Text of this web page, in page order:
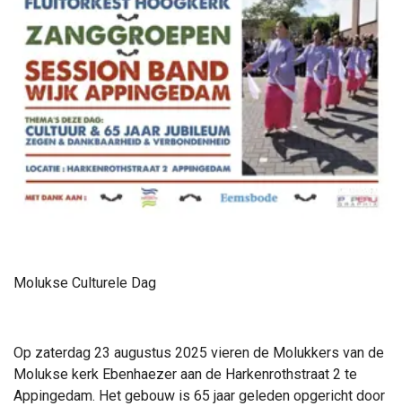
Molukse Culturele Dag
Op zaterdag 23 augustus 2025 vieren de Molukkers van de
Molukse kerk Ebenhaezer aan de Harkenrothstraat 2 te
Appingedam. Het gebouw is 65 jaar geleden opgericht door